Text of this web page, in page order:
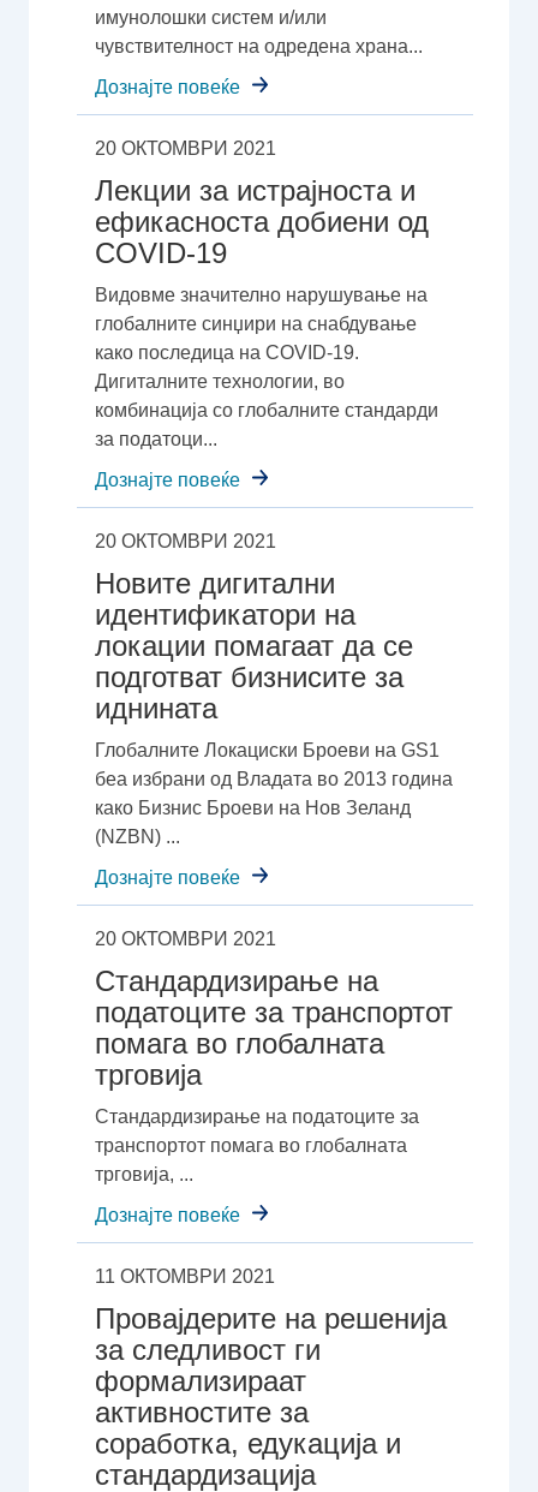
имунолошки систем и/или
чувствителност на одредена храна...
Дознајте повеќе
20 ОКТОМВРИ 2021
Лекции за истрајноста и
ефикасноста добиени од
COVID-19
Видовме значително нарушување на
глобалните синџири на снабдување
како последица на COVID-19.
Дигиталните технологии, во
комбинација со глобалните стандарди
за податоци...
Дознајте повеќе
20 ОКТОМВРИ 2021
Новите дигитални
идентификатори на
локации помагаат да се
подготват бизнисите за
иднината
Глобалните Локациски Броеви на GS1
беа избрани од Владата во 2013 година
како Бизнис Броеви на Нов Зеланд
(NZBN) ...
Дознајте повеќе
20 ОКТОМВРИ 2021
Стандардизирање на
податоците за транспортот
помага во глобалната
трговија
Стандардизирање на податоците за
транспортот помага во глобалната
трговија, ...
Дознајте повеќе
11 ОКТОМВРИ 2021
Провајдерите на решенија
за следливост ги
формализираат
активностите за
соработка, едукација и
стандардизација